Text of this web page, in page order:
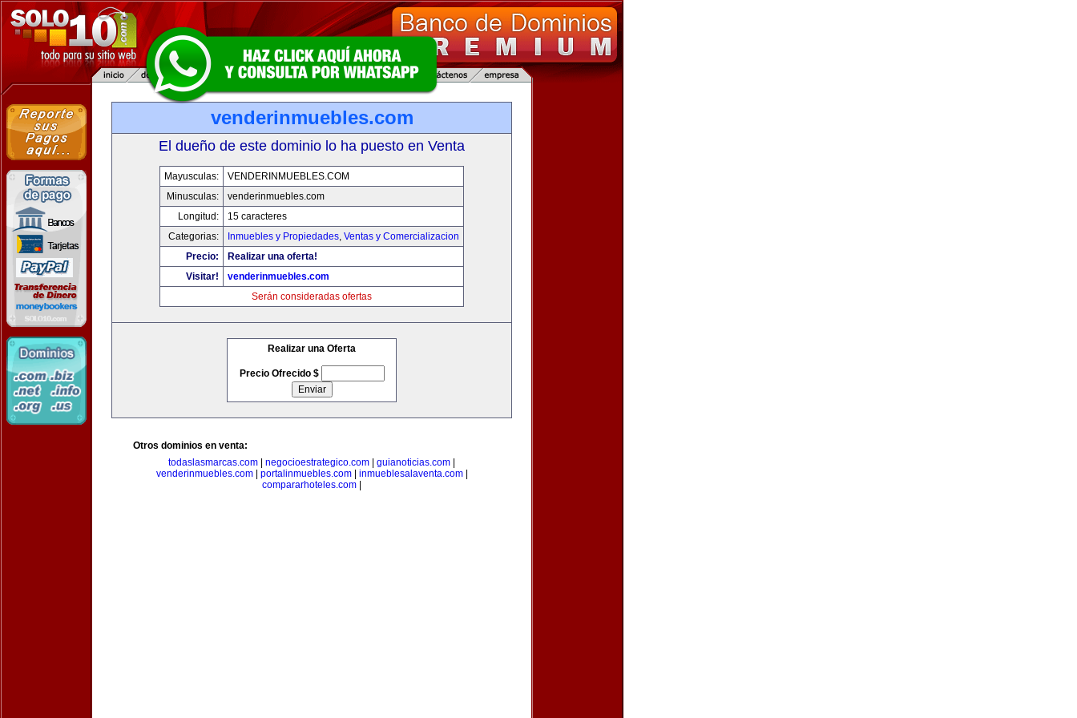
venderinmuebles.com
El dueño de este dominio lo ha puesto en Venta
Mayusculas:
VENDERINMUEBLES.COM
Minusculas:
venderinmuebles.com
Longitud:
15 caracteres
Categorias:
Inmuebles y Propiedades, Ventas y Comercializacion
Precio:
Realizar una oferta!
Visitar!
venderinmuebles.com
Serán consideradas ofertas
Realizar una Oferta
Precio Ofrecido $
Otros dominios en venta:
todaslasmarcas.com
negocioestrategico.com guianoticias.com
venderinmuebles.com| portalinmuebles.com| inmueblesalaventa.com|
compararhoteles.com